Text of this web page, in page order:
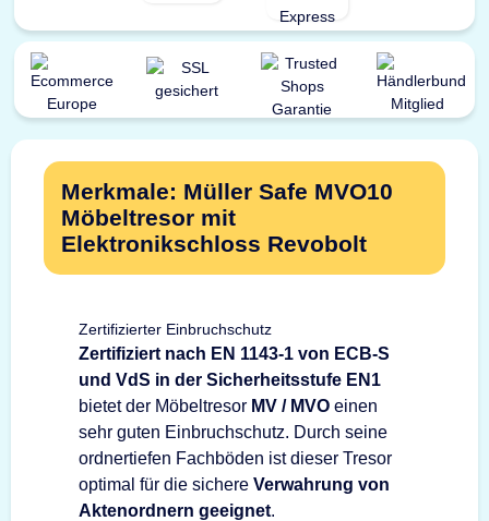
Merkmale: Müller Safe MVO10
Möbeltresor mit
Elektronikschloss Revobolt
Zertifizierter Einbruchschutz
Zertifiziert nach EN 1143-1 von ECB-S
und VdS in der Sicherheitsstufe EN1
bietet der Möbeltresor MV / MVO einen
sehr guten Einbruchschutz. Durch seine
ordnertiefen Fachböden ist dieser Tresor
optimal für die sichere Verwahrung von
Aktenordnern geeignet.